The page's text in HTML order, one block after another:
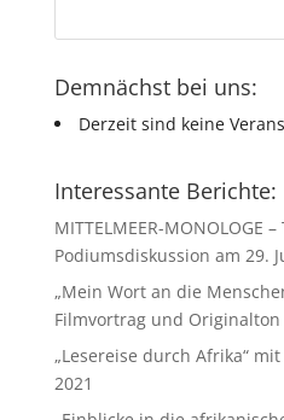
Demnächst bei uns:
Derzeit sind keine
Interessante Berichte:
MITTELMEER-MONOLOGE
Podiumsdiskussion am 29.
„Mein Wort an die
Filmvortrag und Originalton
„Lesereise durch Afrika“ mit
2021